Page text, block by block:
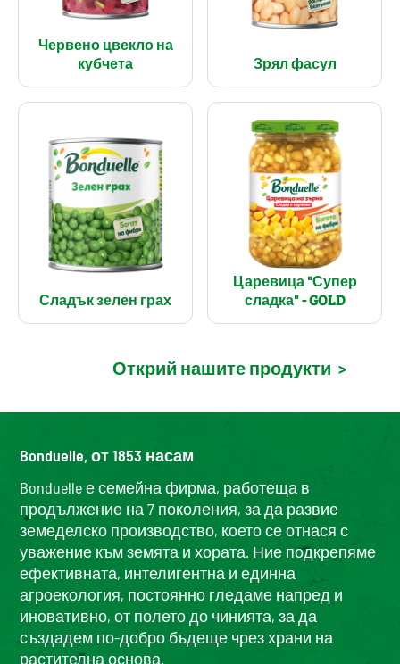
Червено цвекло на
кубчета
Зрял фасул
Сладък зелен грах
Царевица "Супер
сладка" - GOLD
Открий нашите продукти >
Bonduelle, от 1853 насам
Bonduelle е семейна фирма, работеща в
продължение на 7 поколения, за да развие
земеделско производство, което се отнася с
уважение към земята и хората. Ние подкрепяме
ефективната, интелигентна и единна
агроекология, постоянно гледаме напред и
иновативно, от полето до чинията, за да
създадем по-добро бъдеще чрез храни на
растителна основа.